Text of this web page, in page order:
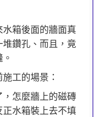
箱後面的牆面真
鑽孔、而且，竟
工的場景：
怎麼牆上的磁磚
水箱裝上去不填